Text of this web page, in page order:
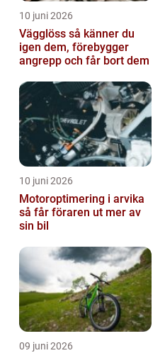
10 juni 2026
Vägglöss så känner du
igen dem, förebygger
angrepp och får bort dem
10 juni 2026
Motoroptimering i arvika
så får föraren ut mer av
sin bil
09 juni 2026